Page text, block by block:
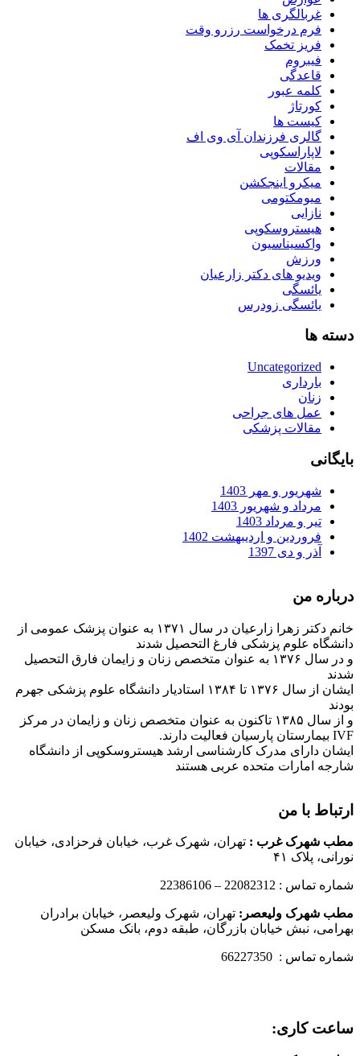
غربالگری ها
فرم درخواست رزرو وقت
فریز تخمک
فیبروم
قاعدگی
کلمه عبور
کورتاژ
کیست ها
گالری فرزندان آی وی اف
لاپاراسکوپی
مقالات
میکرو اینجکشن
میومکتومی
نازایی
هیستروسکوپی
واکسیناسیون
ورزش
ویدیو های دکتر زارعیان
یائسگی
یائسگی زودرس
دسته ها
Uncategorized
بارداری
زنان
عمل های جراحی
مقالات پزشکی
بایگانی
شهریور و مهر 1403
مرداد و شهریور 1403
تیر و مرداد 1403
فروردین و اردیبهشت 1402
آذر و دی 1397
درباره من
خانم دکتر زهرا زارعیان در سال ۱۳۷۱ به عنوان پزشک عمومی از
دانشگاه علوم پزشکی فارغ التحصیل شدند
و در سال ۱۳۷۶ به عنوان متخصص زنان و زایمان فارق التحصیل
شدند
ایشان از سال ۱۳۷۶ تا ۱۳۸۴ استادیار دانشگاه علوم پزشکی جهرم
بودند
و از سال ۱۳۸۵ تاکنون به عنوان متخصص زنان و زایمان در مرکز
IVF بیمارستان پارسیان فعالیت دارند.
ایشان دارای مدرک کارشناسی ارشد هیستروسکوپی از دانشگاه
شارجه امارات متحده عربی هستند
ارتباط با من
مطب شهرک غرب : تهران، شهرک غرب، خیابان فرحزادی، خیابان
نورانی، پلاک ۴۱
شماره تماس : 22082312 – 22386106
مطب شهرک ولیعصر: تهران، شهرک ولیعصر، خیابان برادران
بهرامی، نبش خیابان بازرگان، طبقه دوم، بانک مسکن
شماره تماس : 66227350
ساعت کاری: